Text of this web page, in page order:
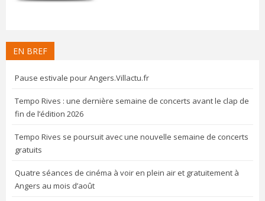
EN BREF
Pause estivale pour Angers.Villactu.fr
Tempo Rives : une dernière semaine de concerts avant le clap de
fin de l’édition 2026
Tempo Rives se poursuit avec une nouvelle semaine de concerts
gratuits
Quatre séances de cinéma à voir en plein air et gratuitement à
Angers au mois d’août